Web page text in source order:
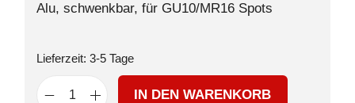
Alu, schwenkbar, für GU10/MR16 Spots
Lieferzeit: 3-5 Tage
IN DEN WARENKORB